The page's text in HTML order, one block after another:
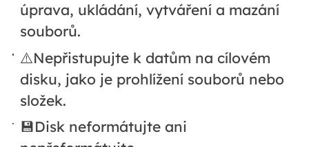
úprava, ukládání, vytváření a mazání
souborů.
⚠️Nepřistupujte k datům na cílovém
disku, jako je prohlížení souborů nebo
složek.
💾Disk neformátujte ani